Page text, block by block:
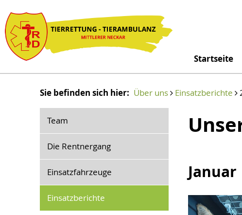
Startseite
Sie befinden sich hier: Über uns Einsatzberichte
Team
Die Rentnergang
Einsatzfahrzeuge
Einsatzberichte
Januar